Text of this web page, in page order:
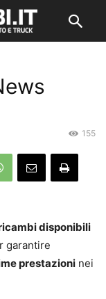
155
disponibili
garantire
prestazioni nei